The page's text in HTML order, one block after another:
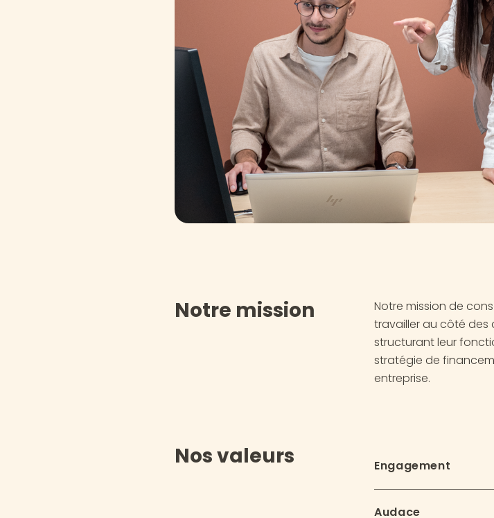
Notre mission
Notre mission de
travailler au côté des
structurant leur
stratégie de
entreprise.
Nos valeurs
Engagement
Audace